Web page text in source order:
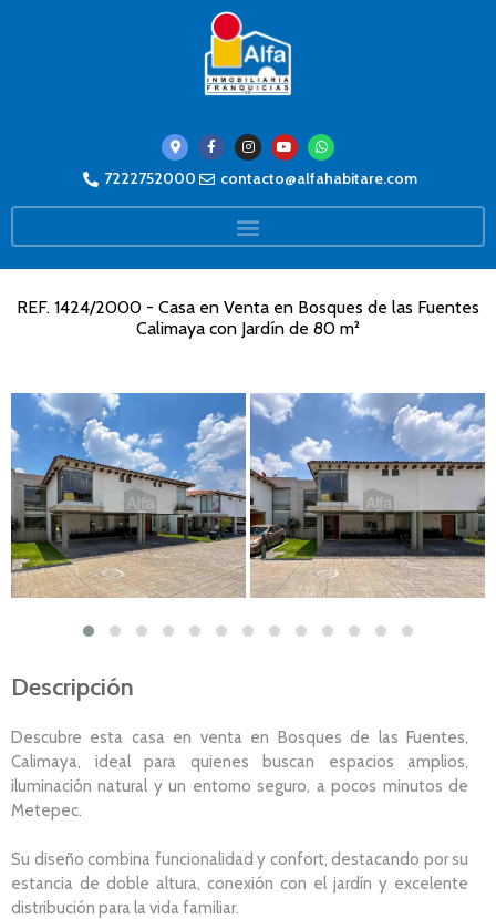
7222752000 contacto@alfahabitare.com
REF. 1424/2000 - Casa en Venta en Bosques de las Fuentes
Calimaya con Jardín de 80 m²
Descripción
Descubre esta casa en venta en Bosques de las Fuentes,
Calimaya, ideal para quienes buscan espacios amplios,
iluminación natural y un entorno seguro, a pocos minutos de
Metepec.
Su diseño combina funcionalidad y confort, destacando por su
estancia de doble altura, conexión con el jardín y excelente
distribución para la vida familiar.